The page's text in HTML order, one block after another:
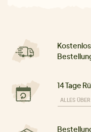
14 Tage
ALLES